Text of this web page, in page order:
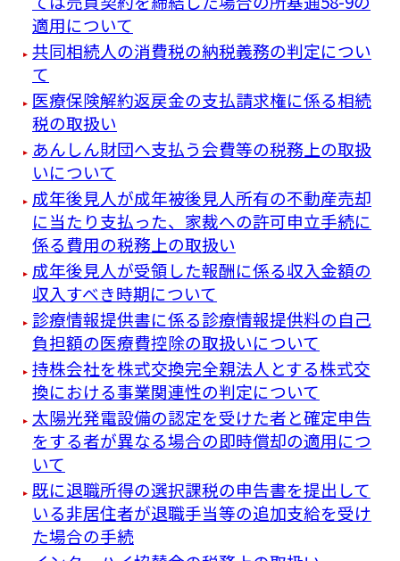
適用について
共同相続人の消費税の納税義務の判定につい
て
医療保険解約返戻金の支払請求権に係る相続
税の取扱い
あんしん財団へ支払う会費等の税務上の取扱
いについて
成年後見人が成年被後見人所有の不動産売却
に当たり支払った、家裁への許可申立手続に
係る費用の税務上の取扱い
成年後見人が受領した報酬に係る収入金額の
収入すべき時期について
診療情報提供書に係る診療情報提供料の自己
負担額の医療費控除の取扱いについて
持株会社を株式交換完全親法人とする株式交
換における事業関連性の判定について
太陽光発電設備の認定を受けた者と確定申告
をする者が異なる場合の即時償却の適用につ
いて
既に退職所得の選択課税の申告書を提出して
いる非居住者が退職手当等の追加支給を受け
た場合の手続